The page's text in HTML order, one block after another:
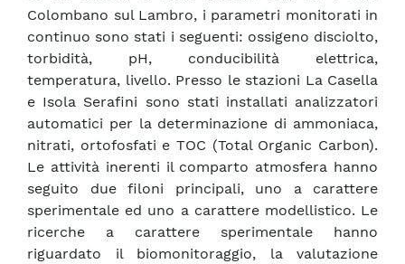
Colombano sul Lambro, i parametri monitorati in
continuo sono stati i seguenti: ossigeno disciolto,
torbidità, pH, conducibilità elettrica,
temperatura, livello. Presso le stazioni La Casella
e Isola Serafini sono stati installati analizzatori
automatici per la determinazione di ammoniaca,
nitrati, ortofosfati e TOC (Total Organic Carbon).
Le attività inerenti il comparto atmosfera hanno
seguito due filoni principali, uno a carattere
sperimentale ed uno a carattere modellistico. Le
ricerche a carattere sperimentale hanno
riguardato il biomonitoraggio, la valutazione